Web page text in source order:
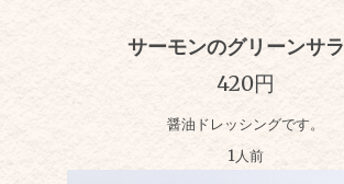
サーモンのグリーンサ
420円
醤油ドレッシングです。
1人前